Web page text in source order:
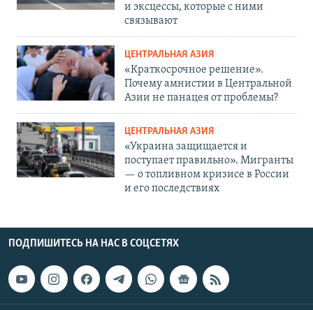
и эксцессы, которые с ними
связывают
ЦЕНТРАЛЬНАЯ АЗИЯ
«Краткосрочное решение».
Почему амнистии в Центральной
Азии не панацея от проблемы?
ЦЕНТРАЛЬНАЯ АЗИЯ
«Украина защищается и
поступает правильно». Мигранты
— о топливном кризисе в России
и его последствиях
ПОДПИШИТЕСЬ НА НАС В СОЦСЕТЯХ